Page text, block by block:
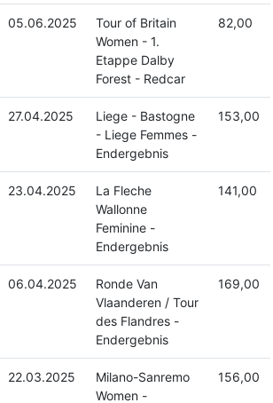
05.06.2025
Tour of Britain
Women - 1.
Etappe Dalby
Forest - Redcar
82,00
27.04.2025
Liege - Bastogne
- Liege Femmes -
Endergebnis
153,00
23.04.2025
La Fleche
Wallonne
Feminine -
Endergebnis
141,00
06.04.2025
Ronde Van
Vlaanderen / Tour
des Flandres -
Endergebnis
169,00
22.03.2025
Milano-Sanremo
Women -
156,00